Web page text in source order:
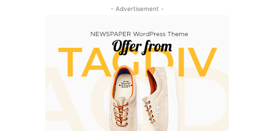
- Advertisement -